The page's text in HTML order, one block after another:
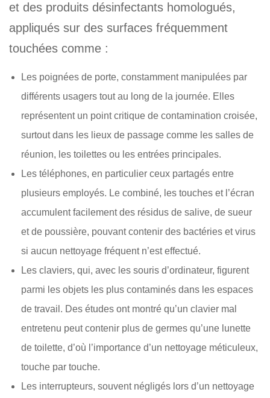
et des produits désinfectants homologués,
appliqués sur des surfaces fréquemment
touchées comme :
Les poignées de porte, constamment manipulées par
différents usagers tout au long de la journée. Elles
représentent un point critique de contamination croisée,
surtout dans les lieux de passage comme les salles de
réunion, les toilettes ou les entrées principales.
Les téléphones, en particulier ceux partagés entre
plusieurs employés. Le combiné, les touches et l’écran
accumulent facilement des résidus de salive, de sueur
et de poussière, pouvant contenir des bactéries et virus
si aucun nettoyage fréquent n’est effectué.
Les claviers, qui, avec les souris d’ordinateur, figurent
parmi les objets les plus contaminés dans les espaces
de travail. Des études ont montré qu’un clavier mal
entretenu peut contenir plus de germes qu’une lunette
de toilette, d’où l’importance d’un nettoyage méticuleux,
touche par touche.
Les interrupteurs, souvent négligés lors d’un nettoyage